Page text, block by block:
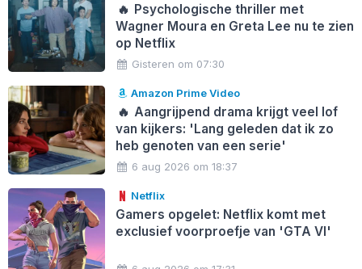
🔥 Psychologische thriller met
Wagner Moura en Greta Lee nu te zien
op Netflix
Gisteren om 07:30
Amazon Prime Video
🔥 Aangrijpend drama krijgt veel lof
van kijkers: 'Lang geleden dat ik zo
heb genoten van een serie'
6 aug 2026 om 18:37
Netflix
Gamers opgelet: Netflix komt met
exclusief voorproefje van 'GTA VI'